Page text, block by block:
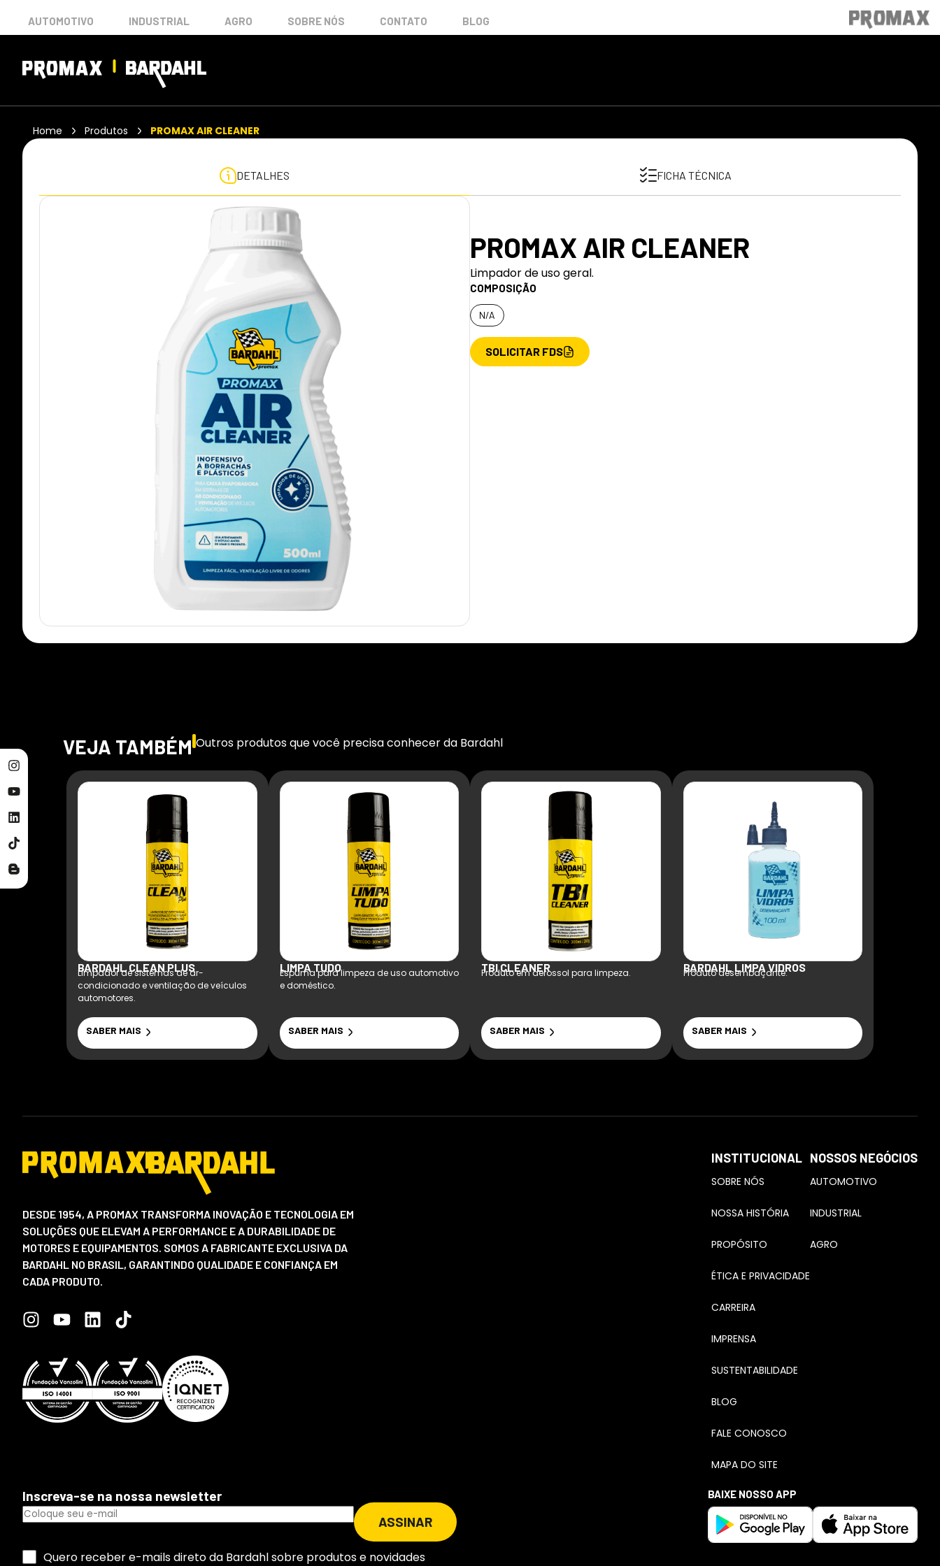
AUTOMOTIVO INDUSTRIAL AGRO SOBRE NÓS CONTATO BLOG
Home Produtos PROMAX AIR CLEANER
DETALHES FICHA TÉCNICA
PROMAX AIR CLEANER
Limpador de uso geral.
COMPOSIÇÃO
N/A
SOLICITAR FDS
VEJA TAMBÉM Outros produtos que você precisa conhecer da Bardahl
BARDAHL CLEAN PLUS
Limpador de sistemas de ar-
condicionado e ventilação de veículos
automotores.
SABER MAIS
LIMPA TUDO
Espuma para limpeza de uso automotivo
e doméstico.
SABER MAIS
TBI CLEANER
Produto em aerossol para limpeza.
SABER MAIS
BARDAHL LIMPA VIDROS
Produto desembaçante.
SABER MAIS
DESDE 1954, A PROMAX TRANSFORMA INOVAÇÃO E TECNOLOGIA EM
SOLUÇÕES QUE ELEVAM A PERFORMANCE E A DURABILIDADE DE
MOTORES E EQUIPAMENTOS. SOMOS A FABRICANTE EXCLUSIVA DA
BARDAHL NO BRASIL, GARANTINDO QUALIDADE E CONFIANÇA EM
CADA PRODUTO.
INSTITUCIONAL
SOBRE NÓS
NOSSA HISTÓRIA
PROPÓSITO
ÉTICA E PRIVACIDADE
CARREIRA
IMPRENSA
SUSTENTABILIDADE
BLOG
FALE CONOSCO
MAPA DO SITE
NOSSOS NEGÓCIOS
AUTOMOTIVO
INDUSTRIAL
AGRO
Inscreva-se na nossa newsletter
Quero receber e-mails direto da Bardahl sobre produtos e novidades
BAIXE NOSSO APP